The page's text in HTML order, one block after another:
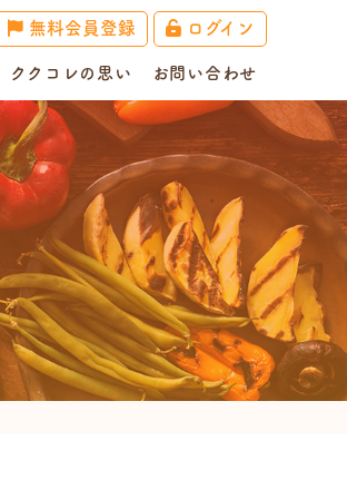
無料会員登録 ログイン
ククコレの思い お問い合わせ